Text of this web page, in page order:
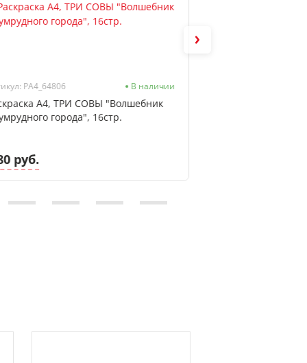
РА4_64806 В наличии
А4, ТРИ СОВЫ "Волшебник
города", 16стр.
руб.